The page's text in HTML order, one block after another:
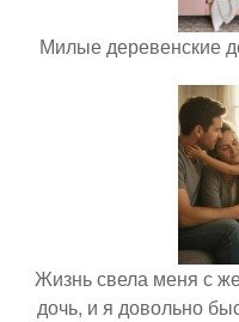
Милые деревенские
Жизнь свела меня с
дочь, и я довольно